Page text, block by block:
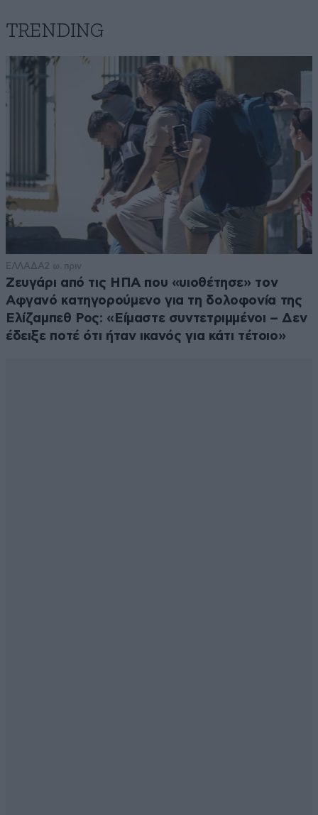
TRENDING
ΕΛΛΑΔΑ2 ω. πριν
Ζευγάρι από τις ΗΠΑ που «υιοθέτησε» τον
Αφγανό κατηγορούμενο για τη δολοφονία της
Ελίζαμπεθ Ρος: «Είμαστε συντετριμμένοι – Δεν
έδειξε ποτέ ότι ήταν ικανός για κάτι τέτοιο»